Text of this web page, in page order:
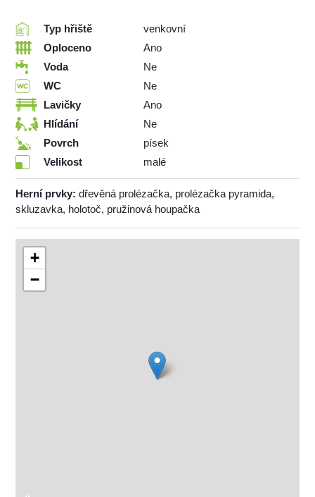
Typ hřiště
venkovní
Oploceno
Ano
Voda
Ne
WC
Ne
Lavičky
Ano
Hlídání
Ne
Povrch
písek
Velikost
malé
Herní prvky: dřevěná prolézačka, prolézačka pyramida,
skluzavka, holotoč, pružinová houpačka
+
−